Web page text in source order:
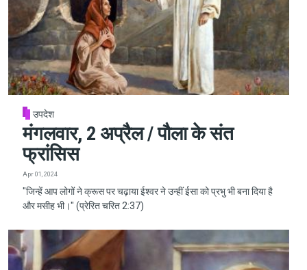
उपदेश
मंगलवार, 2 अप्रैल / पौला के संत
फ्रांसिस
Apr 01, 2024
"जिन्हें आप लोगों ने क्रूस पर चढ़ाया ईश्वर ने उन्हीं ईसा को प्रभु भी बना दिया है
और मसीह भी।" (प्रेरित चरित 2:37)